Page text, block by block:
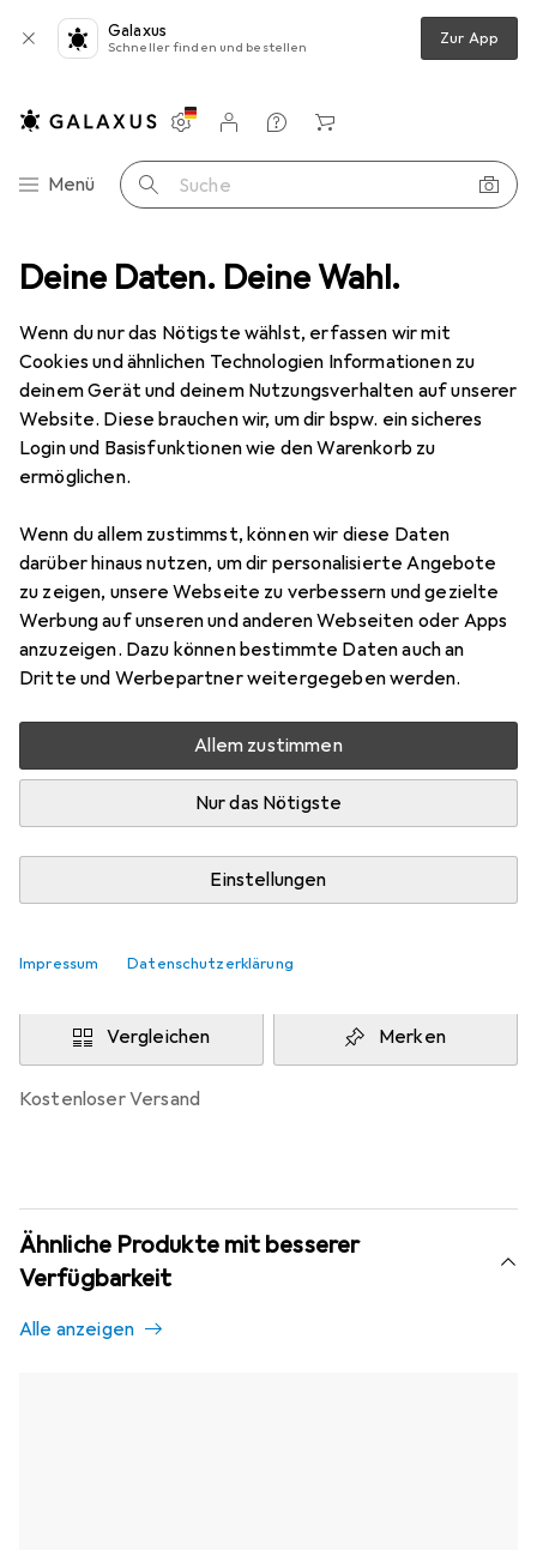
Deine Daten. Deine Wahl.
Wenn du nur das Nötigste wählst, erfassen wir mit
Cookies und ähnlichen Technologien Informationen zu
deinem Gerät und deinem Nutzungsverhalten auf unserer
Website. Diese brauchen wir, um dir bspw. ein sicheres
Login und Basisfunktionen wie den Warenkorb zu
ermöglichen.
Wenn du allem zustimmst, können wir diese Daten
darüber hinaus nutzen, um dir personalisierte Angebote
zu zeigen, unsere Webseite zu verbessern und gezielte
Werbung auf unseren und anderen Webseiten oder Apps
anzuzeigen. Dazu können bestimmte Daten auch an
Dritte und Werbepartner weitergegeben werden.
Allem zustimmen
Nur das Nötigste
Einstellungen
Impressum Datenschutzerklärung
Galaxus
Schneller finden und bestellen Zur App
Navigation nach Kategorien
Menü Suche
Einstellungen
Kundenkonto
Vergleichslisten
Merklisten
Warenkorb
Uhren + Schmuck Armbanduhr Thomas Sabo Damenuhr
5 Bilder
Thomas SaboDamenuhr
Preis in EUR inkl. MwSt.
EUR
318,25
1
Bewertungen
Zwischen Mo, 24.8. und Do, 27.8. geliefert
Benachrichtigen, wenn schneller verfügbar
Lieferort angeben für genaue Lieferzeit
Luna-TimeLU
In den Warenkorb
Vergleichen Merken
kostenloser Versand
Ähnliche Produkte mit besserer
Verfügbarkeit
Alle anzeigen